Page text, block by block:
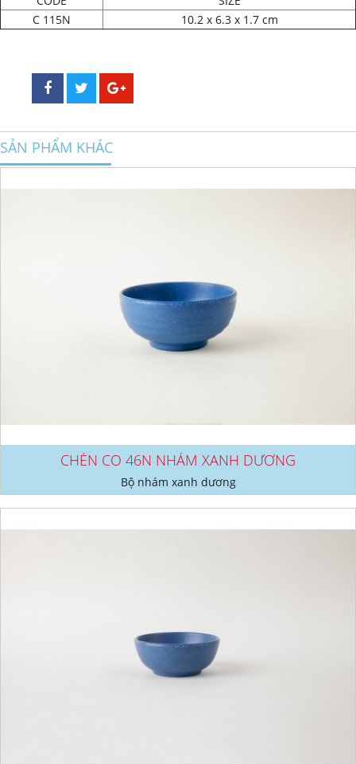
C 115N
10.2 x 6.3 x 1.7 cm
SẢN PHẨM KHÁC
CHÉN CO 46N NHÁM XANH DƯƠNG
Bộ nhám xanh dương